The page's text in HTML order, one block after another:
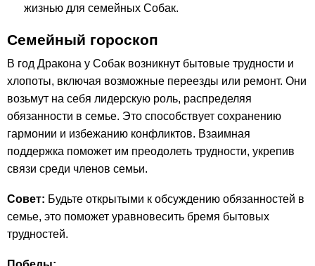
жизнью для семейных Собак.
Семейный гороскоп
В год Дракона у Собак возникнут бытовые трудности и
хлопоты, включая возможные переезды или ремонт. Они
возьмут на себя лидерскую роль, распределяя
обязанности в семье. Это способствует сохранению
гармонии и избежанию конфликтов. Взаимная
поддержка поможет им преодолеть трудности, укрепив
связи среди членов семьи.
Совет: Будьте открытыми к обсуждению обязанностей в
семье, это поможет уравновесить бремя бытовых
трудностей.